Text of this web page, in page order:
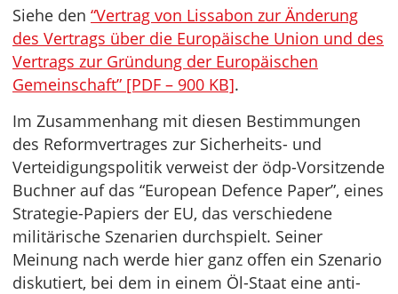
Siehe den “Vertrag von Lissabon zur Änderung
des Vertrags über die Europäische Union und des
Vertrags zur Gründung der Europäischen
Gemeinschaft” [PDF – 900 KB].
Im Zusammenhang mit diesen Bestimmungen
des Reformvertrages zur Sicherheits- und
Verteidigungspolitik verweist der ödp-Vorsitzende
Buchner auf das “European Defence Paper”, eines
Strategie-Papiers der EU, das verschiedene
militärische Szenarien durchspielt. Seiner
Meinung nach werde hier ganz offen ein Szenario
diskutiert, bei dem in einem Öl-Staat eine anti-